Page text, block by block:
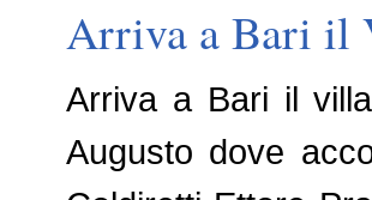
Arriva a Bari il
Arriva a Bari il
Augusto dove